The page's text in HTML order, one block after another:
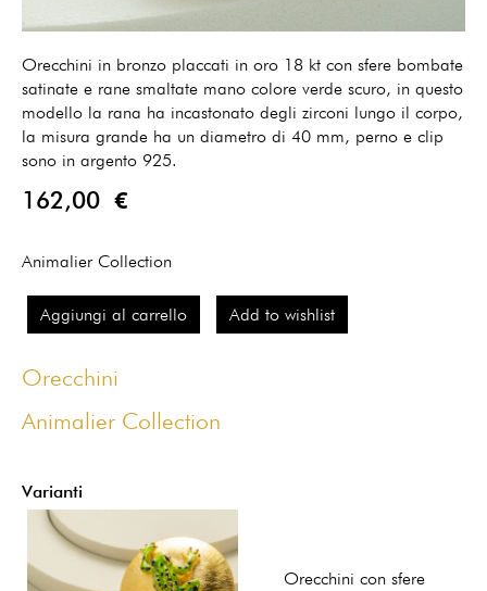
Orecchini in bronzo placcati in oro 18 kt con sfere bombate
satinate e rane smaltate mano colore verde scuro, in questo
modello la rana ha incastonato degli zirconi lungo il corpo,
la misura grande ha un diametro di 40 mm, perno e clip
sono in argento 925.
162,00 €
Animalier Collection
Aggiungi al carrello Add to wishlist
Orecchini
Animalier Collection
Varianti
Orecchini con sfere